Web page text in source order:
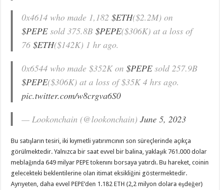
0x4614 who made 1,182$ETH($2.2M) on
$PEPEsold 375.8B$PEPE($306K) at a loss of
76$ETH($142K) 1 hr ago.
0x6544 who made $352K on$PEPEsold 257.9B
$PEPE($306K) at a loss of $35K 4 hrs ago.
pic.twitter.com/w8crgva6S0
— Lookonchain (@lookonchain)June 5, 2023
Bu satışların tesiri, iki kıymetli yatırımcının son süreçlerinde açıkça
görülmektedir. Yalnızca bir saat evvel bir balina, yaklaşık 761.000 dolar
meblağında 649 milyar PEPE tokenını borsaya yatırdı. Bu hareket, coinin
gelecekteki beklentilerine olan itimat eksikliğini göstermektedir.
Ayrıyeten, daha evvel PEPE’den 1.182 ETH (2,2 milyon dolara eşdeğer)